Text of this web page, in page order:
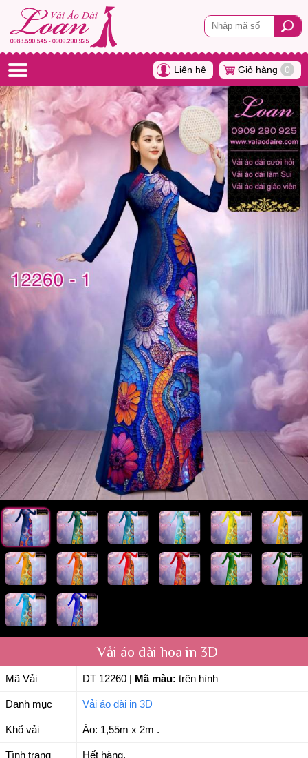
Liên hệ Giỏ hàng 0
Vải áo dài hoa in 3D
Mã Vải DT 12260 Mã màu: trên hình
Danh mục Vải áo dài in 3D
Khổ vải Áo: 1,55m x 2m .
Tình trạng Hết hàng.